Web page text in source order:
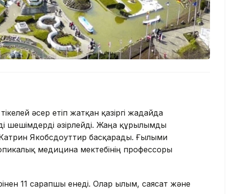
әсер етіп жатқан қазіргі жағдайда
шешімдерді әзірлейді. Жаңа құрылымды
Якобсдоуттир басқарады. Ғылыми
медицина мектебінің профессоры
11 сарапшы енеді. Олар ғылым, саясат және